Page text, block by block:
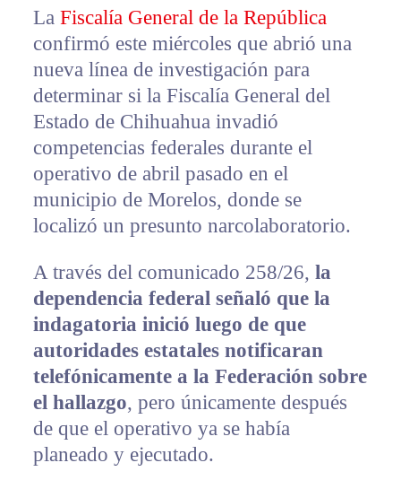
La Fiscalía General de la República
confirmó este miércoles que abrió una
nueva línea de investigación para
determinar si la Fiscalía General del
Estado de Chihuahua invadió
competencias federales durante el
operativo de abril pasado en el
municipio de Morelos, donde se
localizó un presunto narcolaboratorio.
A través del comunicado 258/26, la
dependencia federal señaló que la
indagatoria inició luego de que
autoridades estatales notificaran
telefónicamente a la Federación sobre
el hallazgo, pero únicamente después
de que el operativo ya se había
planeado y ejecutado.